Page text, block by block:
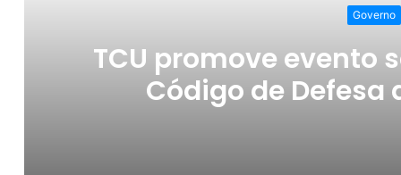
Governo
TCU promove evento
Código de